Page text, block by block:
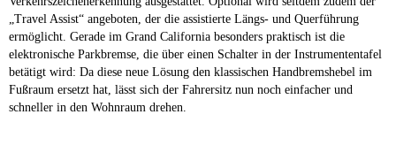
„Travel Assist“ angeboten, der die assistierte Längs- und Querführung
ermöglicht. Gerade im Grand California besonders praktisch ist die
elektronische Parkbremse, die über einen Schalter in der Instrumententafel
betätigt wird: Da diese neue Lösung den klassischen Handbremshebel im
Fußraum ersetzt hat, lässt sich der Fahrersitz nun noch einfacher und
schneller in den Wohnraum drehen.